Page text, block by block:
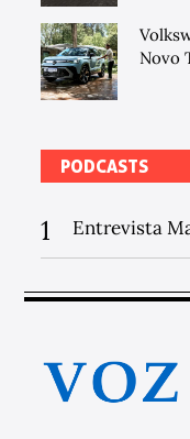
Novo
PODCASTS
1 Entrevista